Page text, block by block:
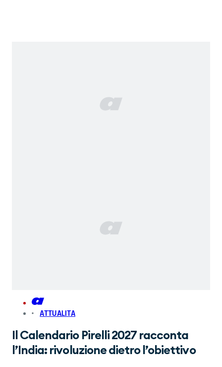
ATTUALITA
Il Calendario Pirelli 2027 racconta
l’India: rivoluzione dietro l’obiettivo